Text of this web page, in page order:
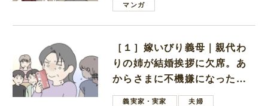
マンガ
［１］嫁いびり義母｜親代わ
りの姉が結婚挨拶に欠席。あ
からさまに不機嫌になった義
母義実家・実家
夫婦